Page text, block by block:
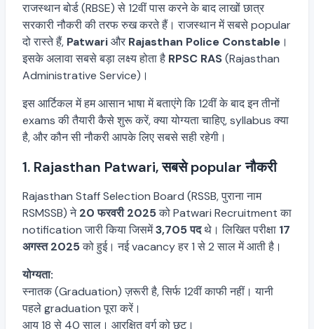
राजस्थान बोर्ड (RBSE) से 12वीं पास करने के बाद लाखों छात्र
सरकारी नौकरी की तरफ रुख करते हैं। राजस्थान में सबसे popular
दो रास्ते हैं, Patwariऔर Rajasthan Police Constable ।
इसके अलावा सबसे बड़ा लक्ष्य होता है RPSC RAS(Rajasthan
Administrative Service)।
इस आर्टिकल में हम आसान भाषा में बताएंगे कि 12वीं के बाद इन तीनों
exams की तैयारी कैसे शुरू करें, क्या योग्यता चाहिए, syllabus क्या
है, और कौन सी नौकरी आपके लिए सबसे सही रहेगी।
1. Rajasthan Patwari, सबसे popular नौकरी
Rajasthan Staff Selection Board (RSSB, पुराना नाम
RSMSSB) ने20 फरवरी 2025को Patwari Recruitment का
notification जारी किया जिसमें3,705 पदथे। लिखित परीक्षा 17
अगस्त 2025को हुई। नई vacancy हर 1 से 2 साल में आती है।
योग्यता:
स्नातक (Graduation) ज़रूरी है, सिर्फ 12वीं काफी नहीं। यानी
पहले graduation पूरा करें।
आयु 18 से 40 साल। आरक्षित वर्ग को छूट।